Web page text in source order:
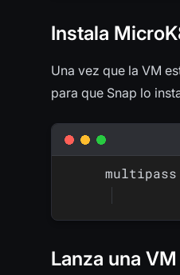
Instala
Una vez que la VM
para que Snap lo
multipass
Lanza una